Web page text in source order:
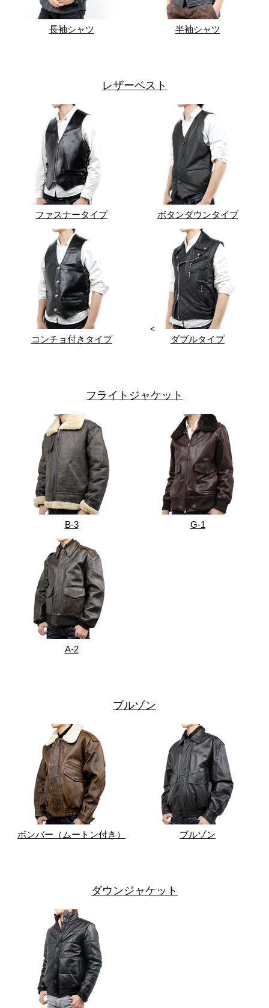
長袖シャツ 半袖シャツ
レザーベスト
ファスナータイプ ボタンダウンタイプ
コンチョ付きタイプ
<
ダブルタイプ
フライトジャケット
B-3 G-1
A-2
ブルゾン
ボンバー（ムートン付き） ブルゾン
ダウンジャケット